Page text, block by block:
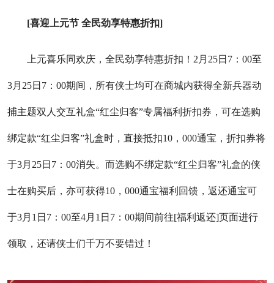
[喜迎上元节 全民劲享特惠折扣]
上元喜乐同欢庆，全民劲享特惠折扣！2月25日7：00至
3月25日7：00期间，所有侠士均可在商城内获得全新兵器动
捕主题双人交互礼盒“红尘归客”专属福利折扣券，可在选购
绑定款“红尘归客”礼盒时，直接抵扣10，000通宝，折扣券将
于3月25日7：00消失。而选购不绑定款“红尘归客”礼盒的侠
士在购买后，亦可获得10，000通宝福利回馈，返还通宝可
于3月1日7：00至4月1日7：00期间前往[福利返还]页面进行
领取，还请侠士们千万不要错过！